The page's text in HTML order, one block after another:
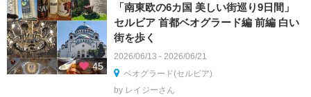
45
「南東欧の6カ国 美しい街巡り9日間」
セルビア 首都ベオグラード編 前編 白い
街を歩く
2026/06/13 - 2026/06/21
ベオグラード(セルビア)
by レイジーさん